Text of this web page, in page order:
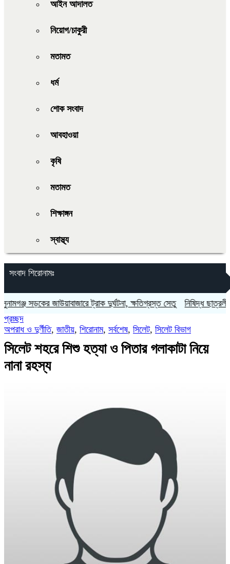
আইন আদালত
নিয়োগ/চাকুরী
মতামত
ধর্ম
শোক সংবাদ
আবহাওয়া
কৃষি
মতামত
শিক্ষাঙ্গন
স্বাস্থ্য
সংবাদ শিরোনামঃ
জাউয়াবাজারে ট্রাক দুর্ঘটনা, ক্ষতিগ্রস্ত সেতু নিষিদ্ধ ছাত্রলীগের
প্রচ্ছদ
অপরাধ ও দুর্ণীতি, জাতীয়, শিরোনাম, সর্বশেষ, সিলেট, সিলেট বিভাগ
সিলেট শহরে শিশু হত্যা ও পিতার গলাকাটা নিয়ে
নানা রহস্য